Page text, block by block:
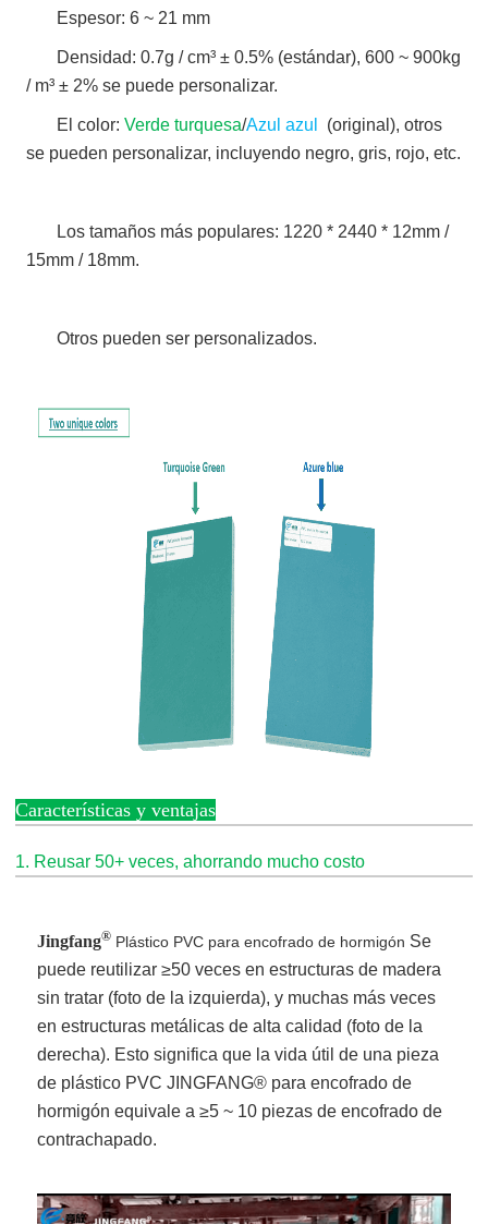
Espesor: 6 ~ 21 mm
Densidad: 0.7g / cm³ ± 0.5% (estándar), 600 ~ 900kg
/ m³ ± 2% se puede personalizar.
El color:Verde turquesa/Azul azul
(original), otros
se pueden personalizar, incluyendo negro, gris, rojo, etc.
Los tamaños más populares: 1220 * 2440 * 12mm /
15mm / 18mm.
Otros pueden ser personalizados.
Características y ventajas
1. Reusar 50+ veces, ahorrando mucho costo
Jingfang® Plástico PVC para encofrado de hormigón Se
puede reutilizar ≥50 veces en estructuras de madera
sin tratar (foto de la izquierda), y muchas más veces
en estructuras metálicas de alta calidad (foto de la
derecha). Esto significa que la vida útil de una pieza
de plástico PVC JINGFANG® para encofrado de
hormigón equivale a ≥5 ~ 10 piezas de encofrado de
contrachapado.